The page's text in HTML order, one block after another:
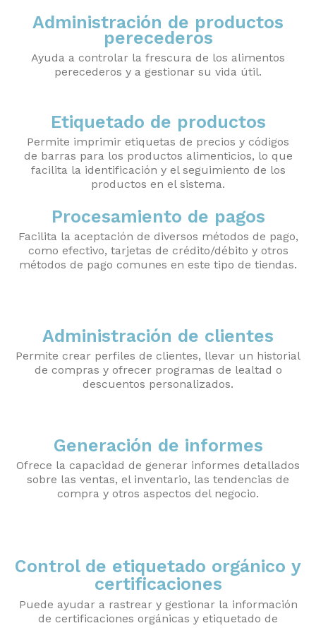
Administración de productos
perecederos
Ayuda a controlar la frescura de los alimentos
perecederos y a gestionar su vida útil.
Etiquetado de productos
Permite imprimir etiquetas de precios y códigos
de barras para los productos alimenticios, lo que
facilita la identificación y el seguimiento de los
productos en el sistema.
Procesamiento de pagos
Facilita la aceptación de diversos métodos de pago,
como efectivo, tarjetas de crédito/débito y otros
métodos de pago comunes en este tipo de tiendas.
Administración de clientes
Permite crear perfiles de clientes, llevar un historial
de compras y ofrecer programas de lealtad o
descuentos personalizados.
Generación de informes
Ofrece la capacidad de generar informes detallados
sobre las ventas, el inventario, las tendencias de
compra y otros aspectos del negocio.
Control de etiquetado orgánico y
certificaciones
Puede ayudar a rastrear y gestionar la información
de certificaciones orgánicas y etiquetado de